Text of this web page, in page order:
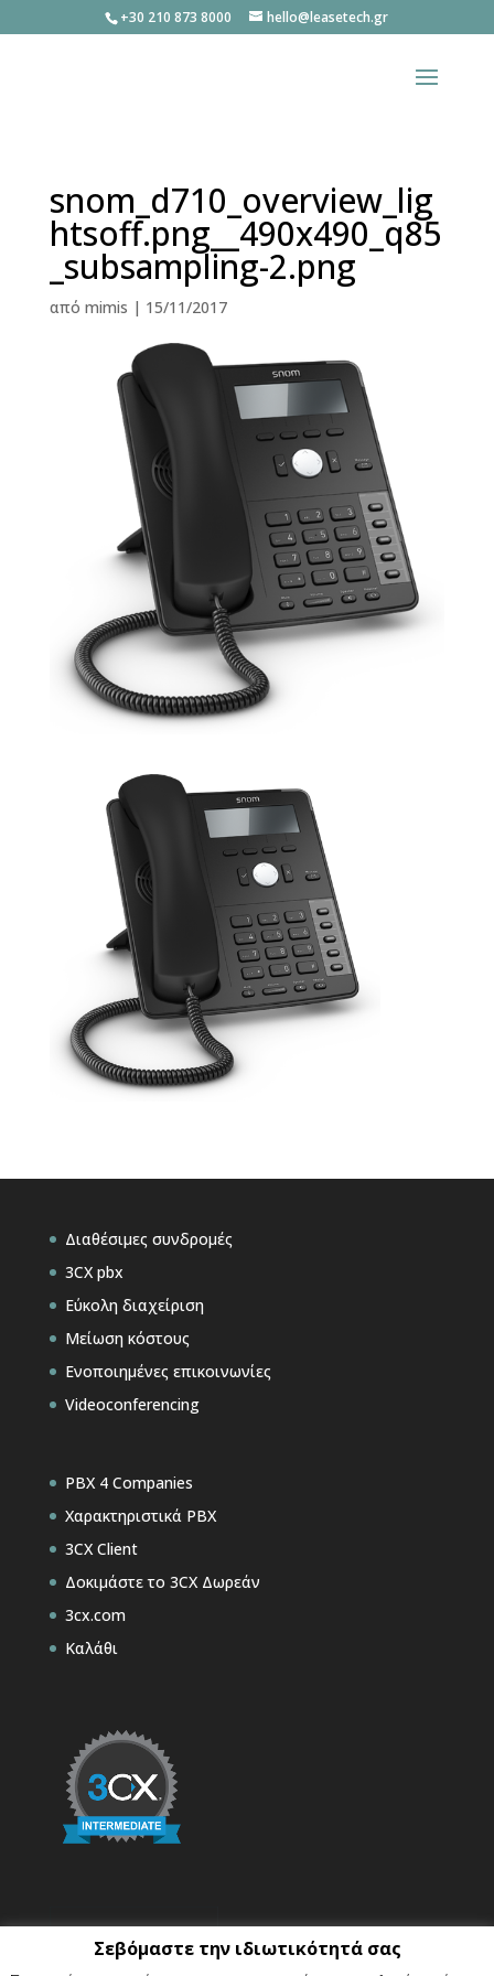
+30 210 873 8000 hello@leasetech.gr
snom_d710_overview_lig
htsoff.png__490x490_q85
_subsampling-2.png
από mimis | 15/11/2017
Διαθέσιμες συνδρομές
3CX pbx
Εύκολη διαχείριση
Μείωση κόστους
Ενοποιημένες επικοινωνίες
Videoconferencing
PBX 4 Companies
Χαρακτηριστικά PBX
3CX Client
Δοκιμάστε το 3CX Δωρεάν
3cx.com
Καλάθι
Σεβόμαστε την ιδιωτικότητά σας